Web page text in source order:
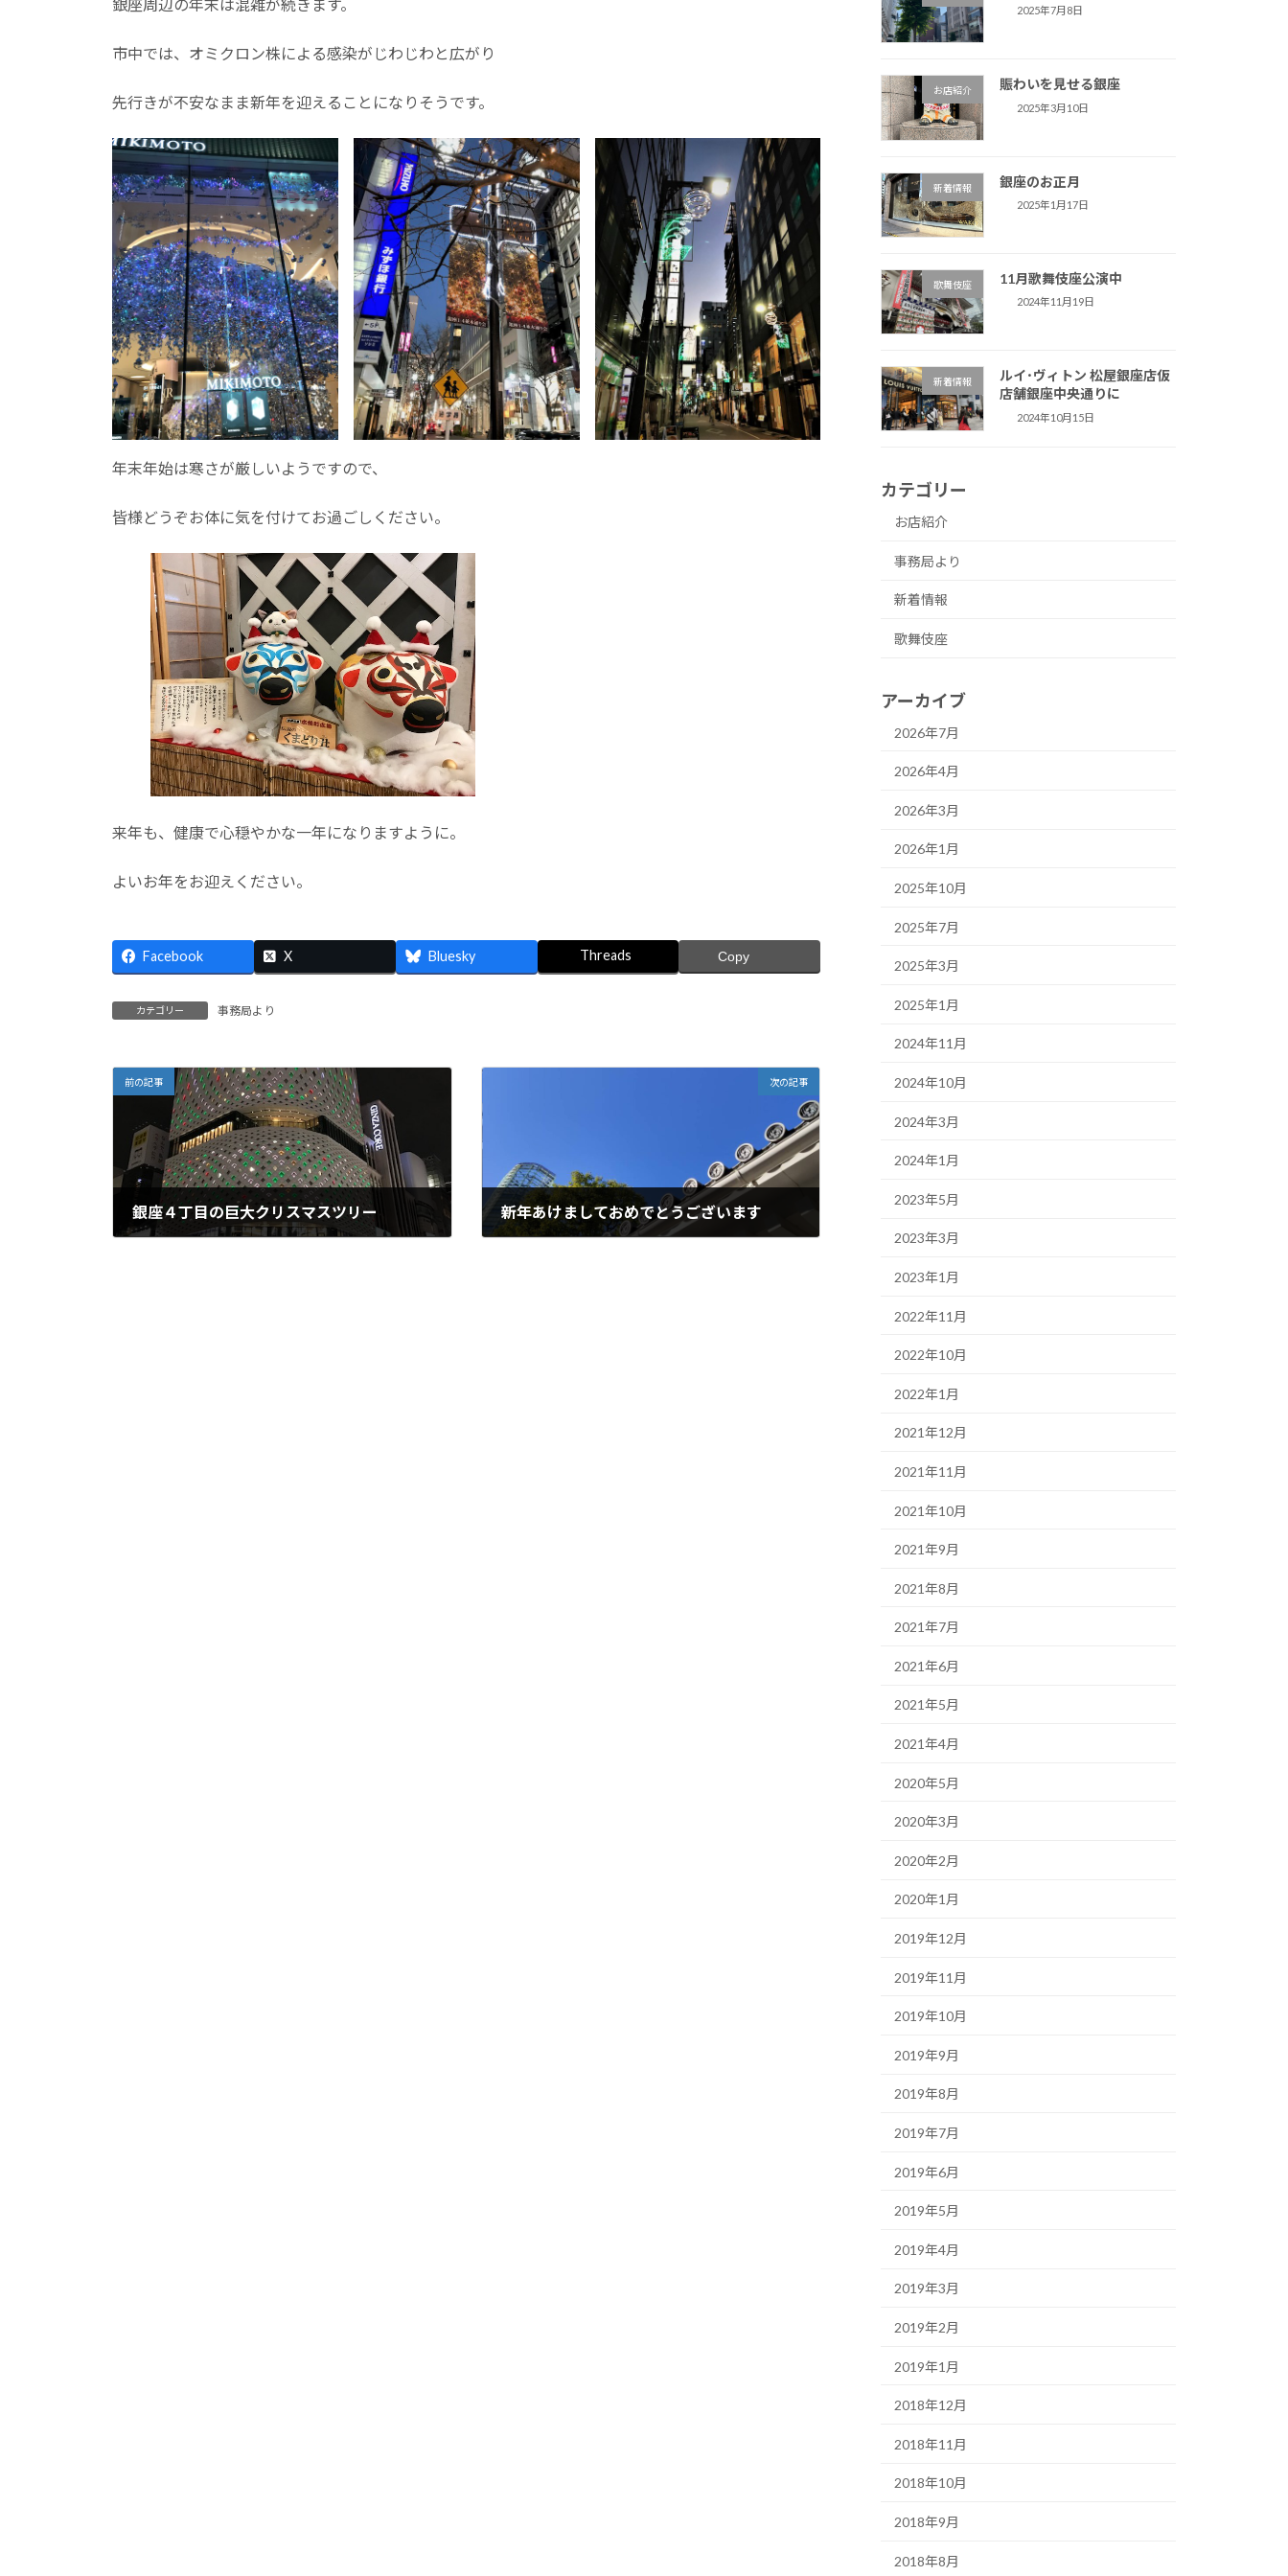
銀座周辺の年末は混雑が続きます。
市中では、オミクロン株による感染がじわじわと広がり
先行きが不安なまま新年を迎えることになりそうです。
年末年始は寒さが厳しいようですので、
皆様どうぞお体に気を付けてお過ごしください。
来年も、健康で心穏やかな一年になりますように。
よいお年をお迎えください。
Facebook X Bluesky Threads Copy
カテゴリー 事務局より
前の記事
銀座４丁目の巨大クリスマスツリー
次の記事
新年あけましておめでとうございます
2025年7月8日
お店紹介 賑わいを見せる銀座
2025年3月10日
新着情報 銀座のお正月
2025年1月17日
歌舞伎座 11月歌舞伎座公演中
2024年11月19日
新着情報
ルイ･ヴィトン 松屋銀座店仮
店舗銀座中央通りに
2024年10月15日
カテゴリー
お店紹介
事務局より
新着情報
歌舞伎座
アーカイブ
2026年7月
2026年4月
2026年3月
2026年1月
2025年10月
2025年7月
2025年3月
2025年1月
2024年11月
2024年10月
2024年3月
2024年1月
2023年5月
2023年3月
2023年1月
2022年11月
2022年10月
2022年1月
2021年12月
2021年11月
2021年10月
2021年9月
2021年8月
2021年7月
2021年6月
2021年5月
2021年4月
2020年5月
2020年3月
2020年2月
2020年1月
2019年12月
2019年11月
2019年10月
2019年9月
2019年8月
2019年7月
2019年6月
2019年5月
2019年4月
2019年3月
2019年2月
2019年1月
2018年12月
2018年11月
2018年10月
2018年9月
2018年8月